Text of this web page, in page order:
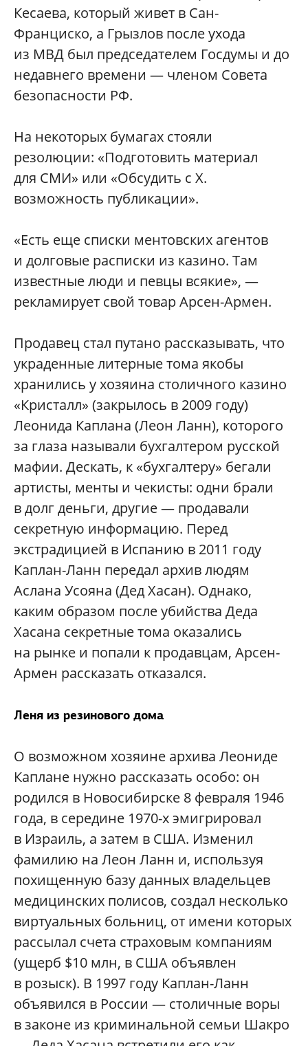
Кесаева, который живет в Сан-
Франциско, а Грызлов после ухода
из МВД был председателем Госдумы и до
недавнего времени — членом Совета
безопасности РФ.
На некоторых бумагах стояли
резолюции: «Подготовить материал
для СМИ» или «Обсудить с Х.
возможность публикации».
«Есть еще списки ментовских агентов
и долговые расписки из казино. Там
известные люди и певцы всякие», —
рекламирует свой товар Арсен-Армен.
Продавец стал путано рассказывать, что
украденные литерные тома якобы
хранились у хозяина столичного казино
«Кристалл» (закрылось в 2009 году)
Леонида Каплана (Леон Ланн), которого
за глаза называли бухгалтером русской
мафии. Дескать, к «бухгалтеру» бегали
артисты, менты и чекисты: одни брали
в долг деньги, другие — продавали
секретную информацию. Перед
экстрадицией в Испанию в 2011 году
Каплан-Ланн передал архив людям
Аслана Усояна (Дед Хасан). Однако,
каким образом после убийства Деда
Хасана секретные тома оказались
на рынке и попали к продавцам, Арсен-
Армен рассказать отказался.
Леня из резинового дома
О возможном хозяине архива Леониде
Каплане нужно рассказать особо: он
родился в Новосибирске 8 февраля 1946
года, в середине 1970-х эмигрировал
в Израиль, а затем в США. Изменил
фамилию на Леон Ланн и, используя
похищенную базу данных владельцев
медицинских полисов, создал несколько
виртуальных больниц, от имени которых
рассылал счета страховым компаниям
(ущерб $10 млн, в США объявлен
в розыск). В 1997 году Каплан-Ланн
объявился в России — столичные воры
в законе из криминальной семьи Шакро